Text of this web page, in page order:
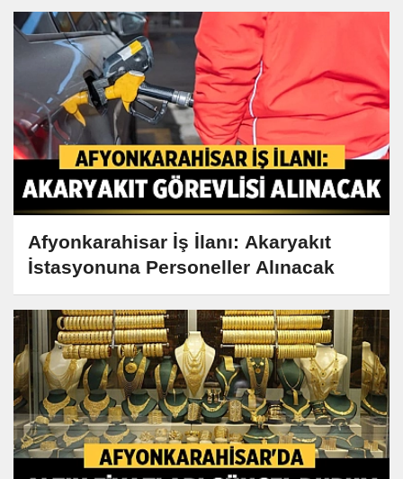
Afyonkarahisar İş İlanı: Akaryakıt
İstasyonuna Personeller Alınacak